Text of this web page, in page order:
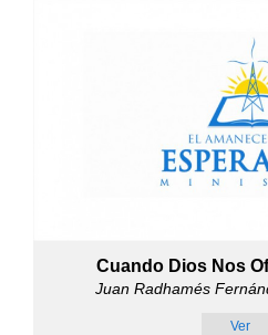
Cuando Dios Nos
Juan Radhamés
Ver